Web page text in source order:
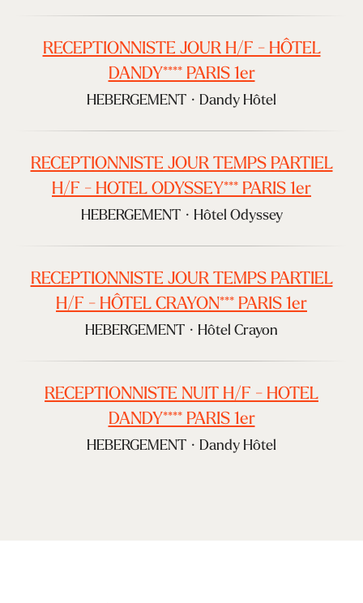
RECEPTIONNISTE JOUR H/F - HÔTEL
DANDY**** PARIS 1er
HEBERGEMENT · Dandy Hôtel
RECEPTIONNISTE JOUR TEMPS PARTIEL
H/F - HOTEL ODYSSEY*** PARIS 1er
HEBERGEMENT · Hôtel Odyssey
RECEPTIONNISTE JOUR TEMPS PARTIEL
H/F - HÔTEL CRAYON*** PARIS 1er
HEBERGEMENT · Hôtel Crayon
RECEPTIONNISTE NUIT H/F - HOTEL
DANDY**** PARIS 1er
HEBERGEMENT · Dandy Hôtel